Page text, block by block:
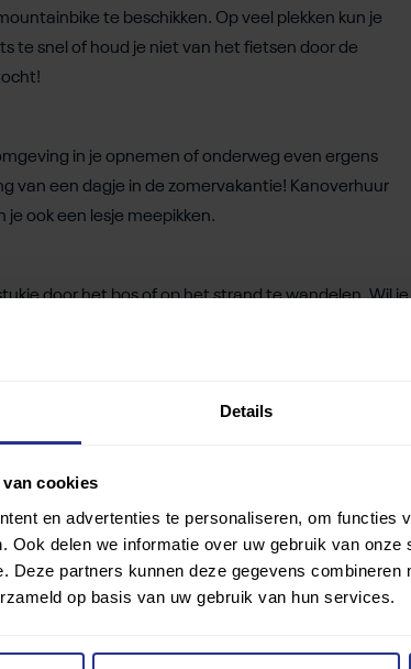
Details
cookies
en advertenties te personaliseren, om functies
Ook delen we informatie over uw gebruik van
Deze partners kunnen deze gegevens combineren
op basis van uw gebruik van hun services.
te beschikken. Op veel plekken kun je
te snel of houd je niet van het fietsen door de
in je opnemen of onderweg even ergens
van een dagje in de zomervakantie! Kanoverhuur
je ook een lesje meepikken.
door het bos of op het strand te wandelen. Wil je
of hardlopen. Pas wel op dat je niet meteen
skeeleren. Als je net begint, is het wel aan te raden
daarna kan je je routes uitbreiden. Een paar
waar je zin in hebt. Schaatsen, maar dan anders! En
sportenvoor mensen met een beperking. Met